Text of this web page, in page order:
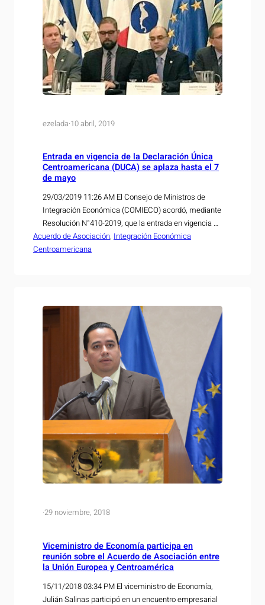
ezelada·10 abril, 2019
Entrada en vigencia de la Declaración Única
Centroamericana (DUCA) se aplaza hasta el 7
de mayo
29/03/2019 11:26 AM El Consejo de Ministros de
Integración Económica (COMIECO) acordó, mediante
Resolución N°410-2019, que la entrada en vigencia de
la Declaración Única Centroamericana (DUCA), se
aplaza para el 7 de mayo de 2019, con el fin de lograr
Acuerdo de Asociación, Integración Económica
Centroamericana
·29 noviembre, 2018
Viceministro de Economía participa en
reunión sobre el Acuerdo de Asociación entre
la Unión Europea y Centroamérica
15/11/2018 03:34 PM El viceministro de Economía,
Julián Salinas participó en un encuentro empresarial